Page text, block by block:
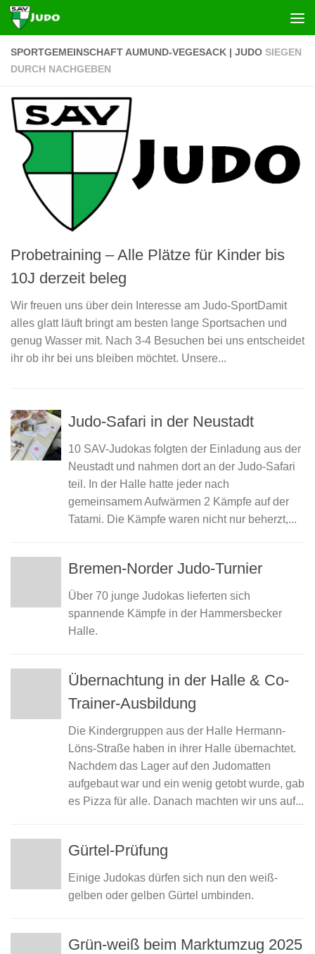
Zum Inhalt springen
SPORTGEMEINSCHAFT AUMUND-VEGESACK | JUDO SIEGEN
DURCH NACHGEBEN
Probetraining – Alle Plätze für Kinder bis
10J derzeit beleg
Wir freuen uns über dein Interesse am Judo-SportDamit
alles glatt läuft bringt am besten lange Sportsachen und
genug Wasser mit. Nach 3-4 Besuchen bei uns entscheidet
ihr ob ihr bei uns bleiben möchtet. Unsere...
Judo-Safari in der Neustadt
10 SAV-Judokas folgten der Einladung aus der
Neustadt und nahmen dort an der Judo-Safari
teil. In der Halle hatte jeder nach
gemeinsamem Aufwärmen 2 Kämpfe auf der
Tatami. Die Kämpfe waren nicht nur beherzt,...
Bremen-Norder Judo-Turnier
Über 70 junge Judokas lieferten sich
spannende Kämpfe in der Hammersbecker
Halle.
Übernachtung in der Halle & Co-
Trainer-Ausbildung
Die Kindergruppen aus der Halle Hermann-
Löns-Straße haben in ihrer Halle übernachtet.
Nachdem das Lager auf den Judomatten
aufgebaut war und ein wenig getobt wurde, gab
es Pizza für alle. Danach machten wir uns auf...
Gürtel-Prüfung
Einige Judokas dürfen sich nun den weiß-
gelben oder gelben Gürtel umbinden.
Grün-weiß beim Marktumzug 2025